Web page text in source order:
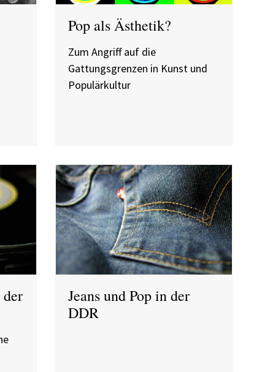
Pop als Ästhetik?
Zum Angriff auf die
Gattungsgrenzen in Kunst und
Populärkultur
Jeans und Pop in der
DDR